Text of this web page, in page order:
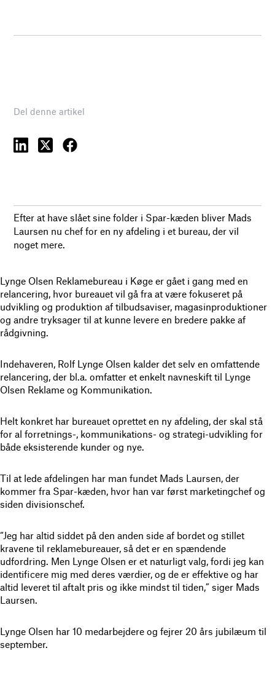
Del denne artikel
Efter at have slået sine folder i Spar-kæden bliver Mads
Laursen nu chef for en ny afdeling i et bureau, der vil
noget mere.
Lynge Olsen Reklamebureau i Køge er gået i gang med en
relancering, hvor bureauet vil gå fra at være fokuseret på
udvikling og produktion af tilbudsaviser, magasinproduktioner
og andre tryksager til at kunne levere en bredere pakke af
rådgivning.
Indehaveren, Rolf Lynge Olsen kalder det selv en omfattende
relancering, der bl.a. omfatter et enkelt navneskift til Lynge
Olsen Reklame og Kommunikation.
Helt konkret har bureauet oprettet en ny afdeling, der skal stå
for al forretnings-, kommunikations- og strategi-udvikling for
både eksisterende kunder og nye.
Til at lede afdelingen har man fundet Mads Laursen, der
kommer fra Spar-kæden, hvor han var først marketingchef og
siden divisionschef.
“Jeg har altid siddet på den anden side af bordet og stillet
kravene til reklamebureauer, så det er en spændende
udfordring. Men Lynge Olsen er et naturligt valg, fordi jeg kan
identificere mig med deres værdier, og de er effektive og har
altid leveret til aftalt pris og ikke mindst til tiden,” siger Mads
Laursen.
Lynge Olsen har 10 medarbejdere og fejrer 20 års jubilæum til
september.